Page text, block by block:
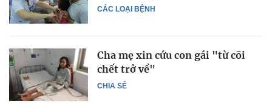
CÁC LOẠI BỆNH
CHIA SẺ
Cha mẹ xin cứu con gái "từ cõi
chết trở về"